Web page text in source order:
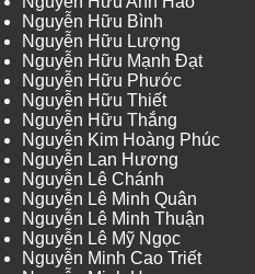
Nguyễn Hữu Bình
Nguyễn Hữu Lượng
Nguyễn Hữu Mạnh Đạt
Nguyễn Hữu Phước
Nguyễn Hữu Thiết
Nguyễn Hữu Thắng
Nguyễn Kim Hoàng Phúc
Nguyễn Lan Hương
Nguyễn Lê Chánh
Nguyễn Lê Minh Quân
Nguyễn Lê Minh Thuận
Nguyễn Lê Mỹ Ngọc
Nguyễn Minh Cao Triết